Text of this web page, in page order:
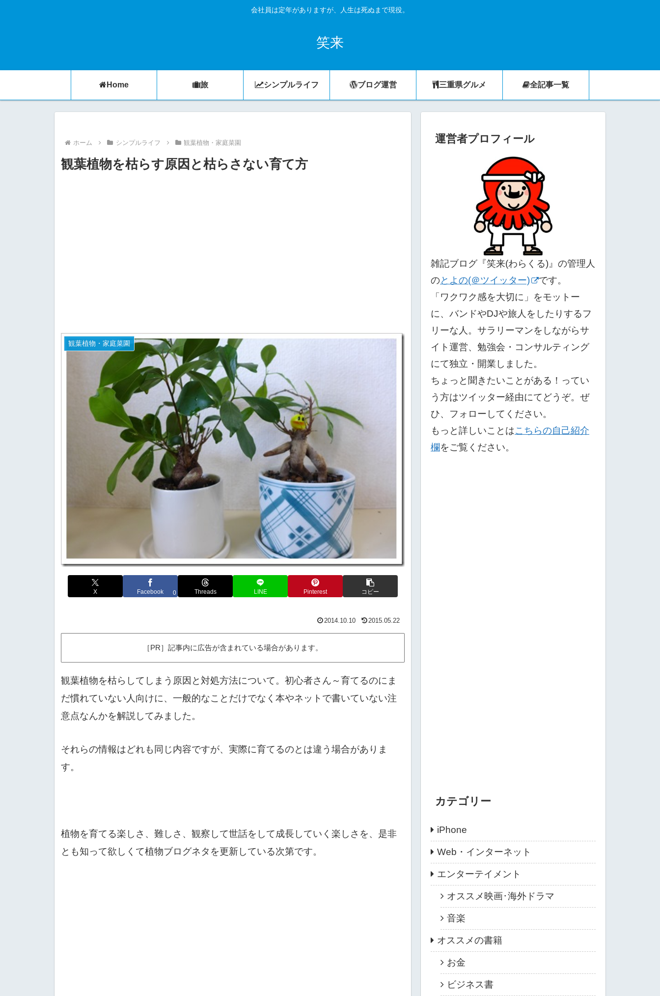
会社員は定年がありますが、人生は死ぬまで現役。
笑来
Home 旅 シンプルライフ ブログ運営 三重県グルメ 全記事一覧
ホーム シンプルライフ 観葉植物・家庭菜園
観葉植物を枯らす原因と枯らさない育て方
観葉植物・家庭菜園
X Facebook 0 Threads LINE Pinterest コピー
2014.10.10 2015.05.22
［PR］記事内に広告が含まれている場合があります。
観葉植物を枯らしてしまう原因と対処方法について。初心者さん～育てるのにま
だ慣れていない人向けに、一般的なことだけでなく本やネットで書いていない注
意点なんかを解説してみました。
それらの情報はどれも同じ内容ですが、実際に育てるのとは違う場合がありま
す。
植物を育てる楽しさ、難しさ、観察して世話をして成長していく楽しさを、是非
とも知って欲しくて植物ブログネタを更新している次第です。
運営者プロフィール
雑記ブログ『笑来(わらくる)』の管理人
のとよの(＠ツイッター)
です。
「ワクワク感を大切に」をモットー
に、バンドやDJや旅人をしたりするフ
リーな人。サラリーマンをしながらサ
イト運営、勉強会・コンサルティング
にて独立・開業しました。
ちょっと聞きたいことがある！ってい
う方はツイッター経由にてどうぞ。ぜ
ひ、フォローしてください。
もっと詳しいことはこちらの自己紹介
欄をご覧ください。
カテゴリー
iPhone
Web・インターネット
エンターテイメント
オススメ映画･海外ドラマ
音楽
オススメの書籍
お金
ビジネス書